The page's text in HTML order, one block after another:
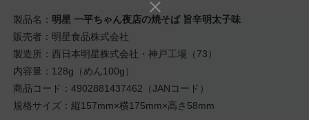
製品名： 明星 一平ちゃん夜店の焼そば 旨辛明太子味
販売者：明星食品株式会社
製造所：西日本明星株式会社・神戸工場（73）
内容量：128g（めん100g）
商品コード：4902881437462（JANコード）
規格サイズ：縦157mm×横175mm×高さ58mm